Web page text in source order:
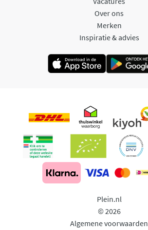
Over ons
Merken
Inspiratie & advies
Plein.nl
© 2026
Algemene voorwaarden